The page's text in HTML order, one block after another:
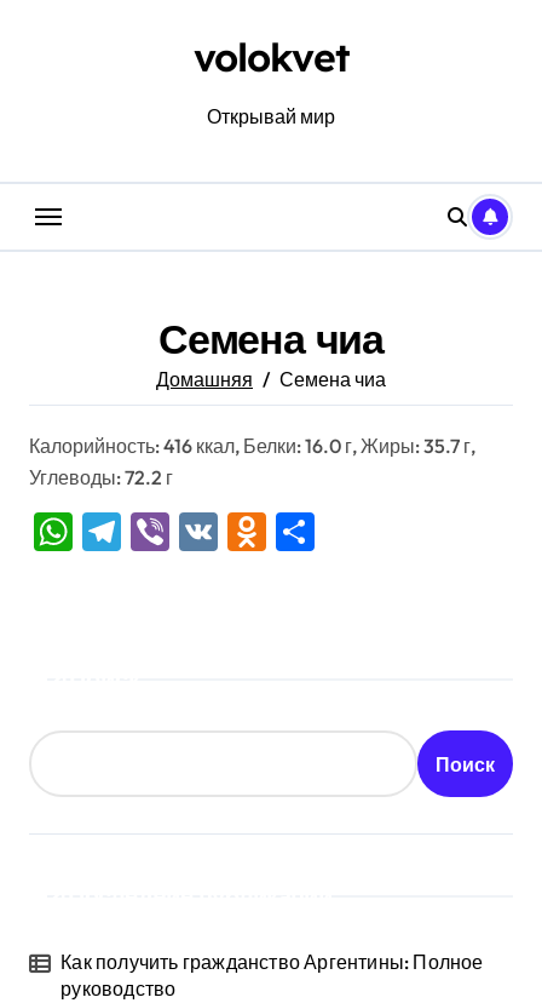
volokvet
Открывай мир
Семена чиа
Домашняя Семена чиа
Калорийность: 416 ккал, Белки: 16.0 г, Жиры: 35.7 г,
Углеводы: 72.2 г
WhatsApp
Telegram
Viber
VK Odnoklassniki
Поиск
Как получить гражданство Аргентины: Полное
руководство